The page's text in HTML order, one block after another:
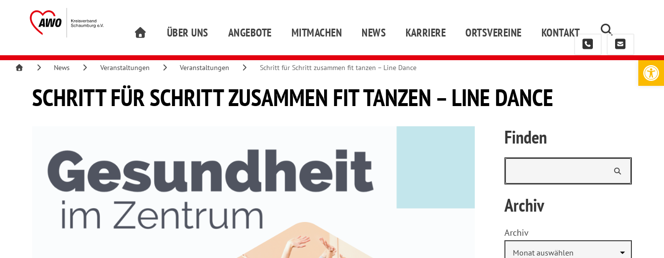
ÜBER UNS ANGEBOTE MITMACHEN NEWS KARRIERE ORTSVEREINE KONTAKT
News Veranstaltungen Veranstaltungen Schritt für Schritt zusammen fit tanzen – Line Dance
SCHRITT FÜR SCHRITT ZUSAMMEN FIT TANZEN – LINE DANCE
Finden
Archiv
Archiv
Werkzeugleiste öffnen